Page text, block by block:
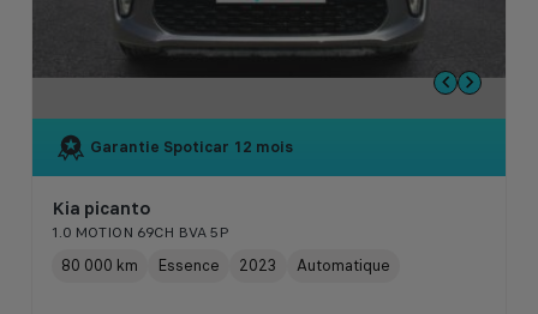
Garantie Spoticar 12 mois
Kia picanto
1.0 MOTION 69CH BVA 5P
80 000 km Essence 2023 Automatique